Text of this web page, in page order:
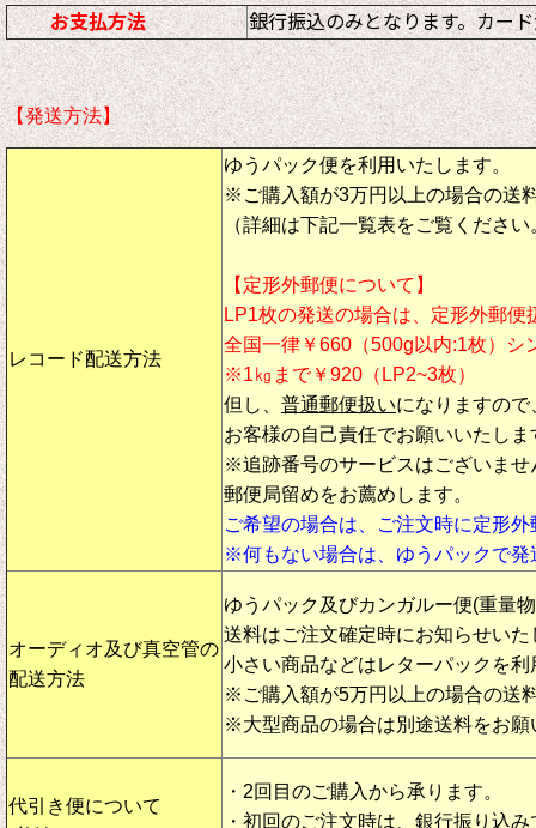
お支払方法 銀行振込のみとなります。カー
【発送方法】
レコード配送方法
ゆうパック便を利用いたします。
※ご購入額が3万円以上の場合の送
（詳細は下記一覧表をご覧ください
【定形外郵便について】
LP1枚の発送の場合は、定形外郵便
全国一律￥660（500g以内:1枚）シ
※1㎏まで￥920（LP2~3枚）
但し、 普通郵便扱いになりますの
お客様の自己責任でお願いいたしま
※追跡番号のサービスはございませ
郵便局留めをお薦めします。
ご希望の場合は、ご注文時に定形
※何もない場合は、ゆうパックで発
オーディオ及び真空管の
配送方法
ゆうパック及びカンガルー便(重量
送料はご注文確定時にお知らせいた
小さい商品などはレターパックを利
※ご購入額が5万円以上の場合の送
※大型商品の場合は別途送料をお願
代引き便について
・2回目のご購入から承ります。
・初回のご注文時は、銀行振り込